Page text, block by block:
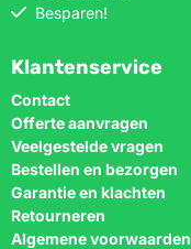
Besparen!
Klantenservice
Contact
Offerte aanvragen
Veelgestelde vragen
Bestellen en bezorgen
Garantie en klachten
Retourneren
Algemene voorwaarden